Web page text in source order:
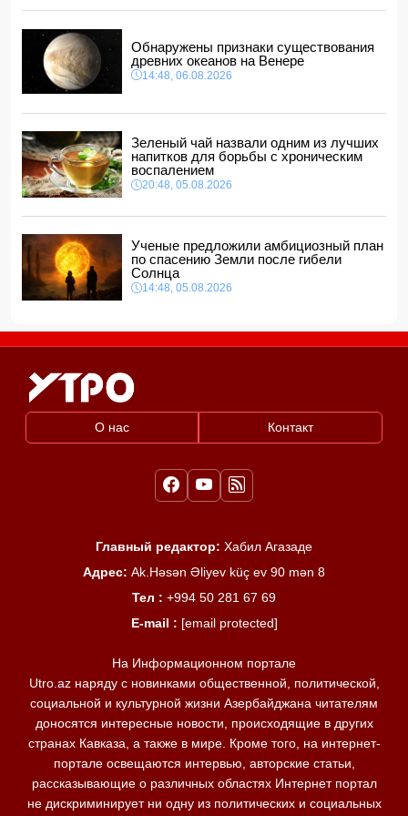
представителей, одного назначил на новую должность
14:00, 06.08.2026
Прогноз погоды в Азербайджане на 7 августа
12:48, 06.08.2026
гибелью граждан Азербайджана в Азовском и Чёрном
морях
12:40, 06.08.2026
Обнаружены признаки существования
древних океанов на Венере
14:48, 06.08.2026
Зеленый чай назвали одним из лучших
напитков для борьбы с хроническим
воспалением
20:48, 05.08.2026
Ученые предложили амбициозный план
по спасению Земли после гибели
Солнца
14:48, 05.08.2026
О нас Контакт
Главный редактор: Хабил Агазаде
Адрес: Ak.Həsən Əliyev küç ev 90 mən 8
Тел : +994 50 281 67 69
E-mail : [email protected]
На Информационном портале
Utro.az наряду с новинками общественной, политической,
социальной и культурной жизни Азербайджана читателям
доносятся интересные новости, происходящие в других
странах Кавказа, а также в мире. Кроме того, на интернет-
портале освещаются интервью, авторские статьи,
рассказывающие о различных областях Интернет портал
не дискриминирует ни одну из политических и социальных